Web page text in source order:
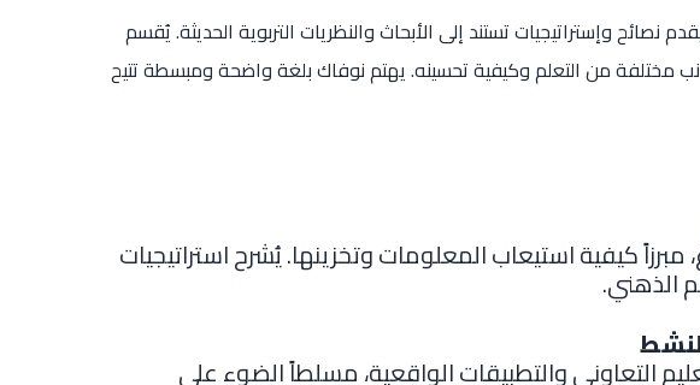
وإستراتيجيات تستند إلى الأبحاث والنظريات التربوية الحديثة. يُقسم
مختلفة من التعلم وكيفية تحسينه. يهتم نوفاك بلغة واضحة ومبسطة تتيح
كيفية استيعاب المعلومات وتخزينها. يُشرح استراتيجيات
الذهني.
التعاوني والتطبيقات الواقعية، مسلطاً الضوء على